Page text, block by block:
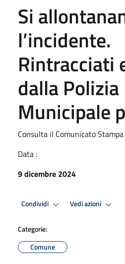
Si
l’incidente.
Rintracciati
dalla Polizia
Municipale
Consulta il Comunicato
Data :
9 dicembre 2024
Condividi Vedi azioni
Categorie:
Comune